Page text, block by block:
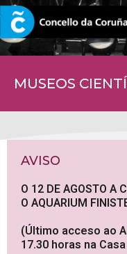
MUSEOS
CORUNA.GAL
AVISO
O 12 DE AGOSTO A
O AQUARIUM
(Último acceso ao
17.30 horas na